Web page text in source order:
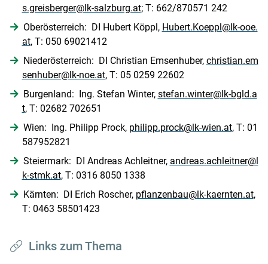
s.greisberger@lk-salzburg.at; T: 662/870571 242
Oberösterreich: DI Hubert Köppl, Hubert.Koeppl@lk-ooe.
at, T: 050 69021412
Niederösterreich: DI Christian Emsenhuber, christian.em
senhuber@lk-noe.at, T: 05 0259 22602
Burgenland: Ing. Stefan Winter, stefan.winter@lk-bgld.a
t, T: 02682 702651
Wien: Ing. Philipp Prock, philipp.prock@lk-wien.at, T: 01
587952821
Steiermark: DI Andreas Achleitner, andreas.achleitner@l
k-stmk.at, T: 0316 8050 1338
Kärnten: DI Erich Roscher, pflanzenbau@lk-kaernten.at,
T: 0463 58501423
Links zum Thema